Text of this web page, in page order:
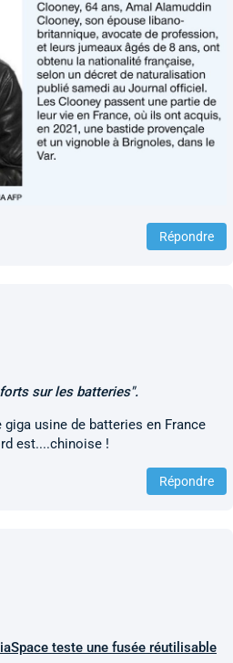
Répondre
sur les batteries".
usine de batteries en France
est....chinoise !
Répondre
teste une fusée réutilisable